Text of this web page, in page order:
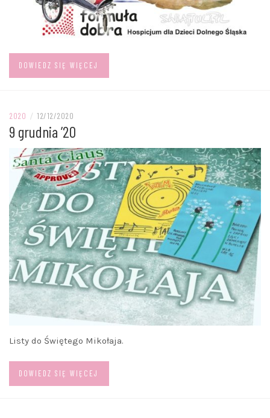
DOWIEDZ SIĘ WIĘCEJ
2020 / 12/12/2020
9 grudnia ’20
Listy do Świętego Mikołaja.
DOWIEDZ SIĘ WIĘCEJ